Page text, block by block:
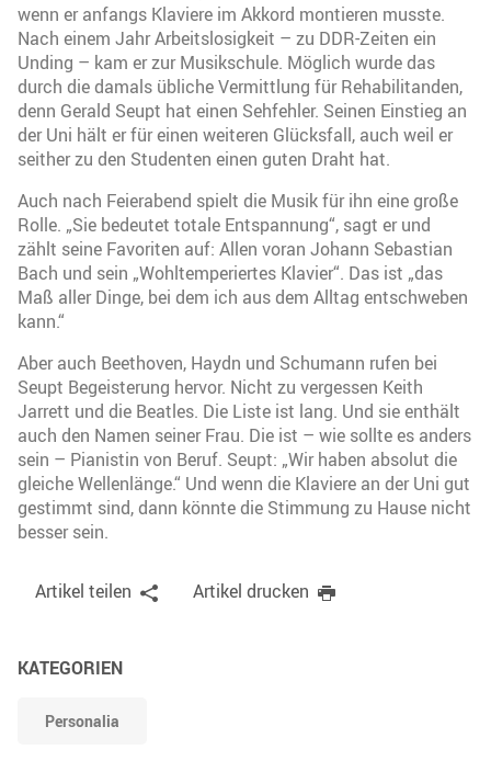
wenn er anfangs Klaviere im Akkord montieren musste.
Nach einem Jahr Arbeitslosigkeit – zu DDR-Zeiten ein
Unding – kam er zur Musikschule. Möglich wurde das
durch die damals übliche Vermittlung für Rehabilitanden,
denn Gerald Seupt hat einen Sehfehler. Seinen Einstieg an
der Uni hält er für einen weiteren Glücksfall, auch weil er
seither zu den Studenten einen guten Draht hat.
Auch nach Feierabend spielt die Musik für ihn eine große
Rolle. „Sie bedeutet totale Entspannung“, sagt er und
zählt seine Favoriten auf: Allen voran Johann Sebastian
Bach und sein „Wohltemperiertes Klavier“. Das ist „das
Maß aller Dinge, bei dem ich aus dem Alltag entschweben
kann.“
Aber auch Beethoven, Haydn und Schumann rufen bei
Seupt Begeisterung hervor. Nicht zu vergessen Keith
Jarrett und die Beatles. Die Liste ist lang. Und sie enthält
auch den Namen seiner Frau. Die ist – wie sollte es anders
sein – Pianistin von Beruf. Seupt: „Wir haben absolut die
gleiche Wellenlänge.“ Und wenn die Klaviere an der Uni gut
gestimmt sind, dann könnte die Stimmung zu Hause nicht
besser sein.
Artikel teilen Artikel drucken
KATEGORIEN
Personalia